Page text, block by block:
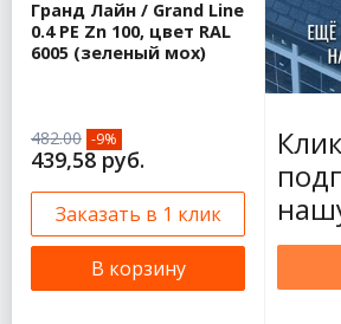
Гранд Лайн / Grand Line
0.4 PE Zn 100, цвет RAL
6005 (зеленый мох)
482.00 -9%
439,58 руб.
Заказать в 1 клик
В корзину